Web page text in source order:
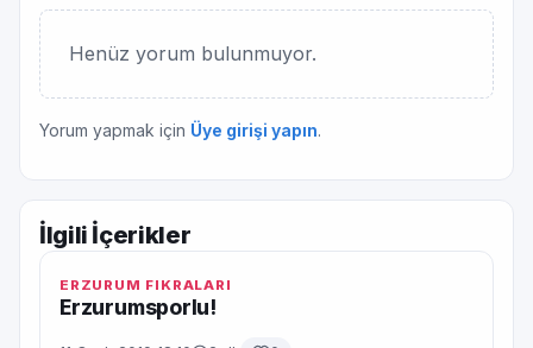
Henüz yorum bulunmuyor.
Yorum yapmak için Üye girişi yapın.
İlgili İçerikler
ERZURUM FIKRALARI
Erzurumsporlu!